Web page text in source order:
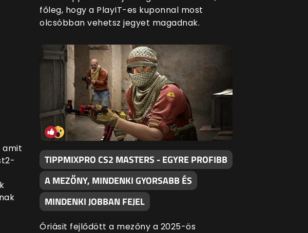
amit
főleg, hogy a PlayIT-es kuponnal most
olcsóbban vehetsz jegyet magadnak.
TIPPMIXPRO CS2 MASTERS - EGYRE PROFIBB
A MEZŐNY, MINDENKI GYORSABB ÉS
MINDENKI JOBBAN FEJEL
Óriásit fejlődött a mezőny a 2025-ös